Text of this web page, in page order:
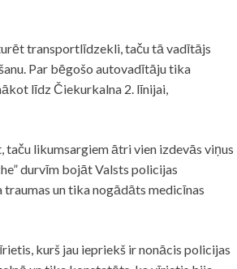
transportlīdzekli, taču tā vadītājs
Par bēgošo autovadītāju tika
līdz Čiekurkalna 2. līnijai,
taču likumsargiem ātri vien izdevās viņus
durvīm bojāt Valsts policijas
un tika nogādāts medicīnas
kurš jau iepriekš ir nonācis policijas